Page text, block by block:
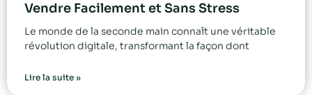
Vendre Facilement et Sans Stress
Le monde de la seconde main connaît une véritable
révolution digitale, transformant la façon dont
Lire la suite »